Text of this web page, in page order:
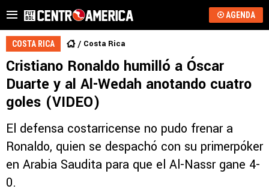
AGENDA
COSTA RICA Costa Rica
Cristiano Ronaldo humilló a Óscar
Duarte y al Al-Wedah anotando cuatro
goles (VIDEO)
El defensa costarricense no pudo frenar a
Ronaldo, quien se despachó con su primerpóker
en Arabia Saudita para que el Al-Nassr gane 4-
0.